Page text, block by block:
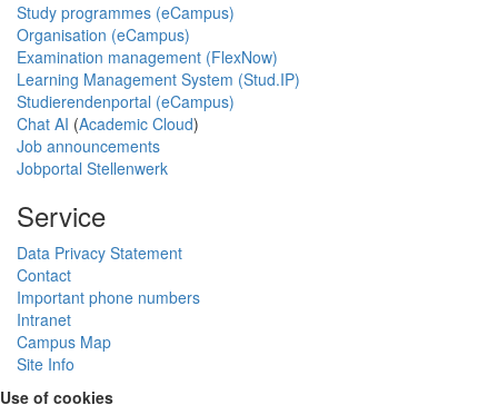
Study programmes (eCampus)
Organisation (eCampus)
Examination management (FlexNow)
Learning Management System (Stud.IP)
Studierendenportal (eCampus)
Chat AI (Academic Cloud)
Job announcements
Jobportal Stellenwerk
Service
Data Privacy Statement
Contact
Important phone numbers
Intranet
Campus Map
Site Info
Use of cookies